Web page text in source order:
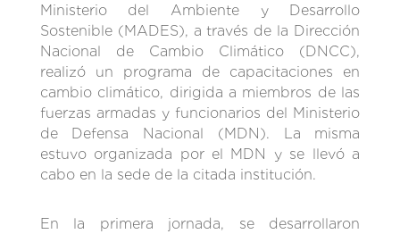
Ministerio del Ambiente y Desarrollo
Sostenible (MADES), a través de la Dirección
Nacional de Cambio Climático (DNCC),
realizó un programa de capacitaciones en
cambio climático, dirigida a miembros de las
fuerzas armadas y funcionarios del Ministerio
de Defensa Nacional (MDN). La misma
estuvo organizada por el MDN y se llevó a
cabo en la sede de la citada institución.
En la primera jornada, se desarrollaron